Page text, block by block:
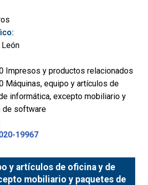
Impresos y productos relacionados
Máquinas, equipo y artículos de
informática, excepto mobiliario y
de software
19967
y artículos de oficina y de
mobiliario y paquetes de